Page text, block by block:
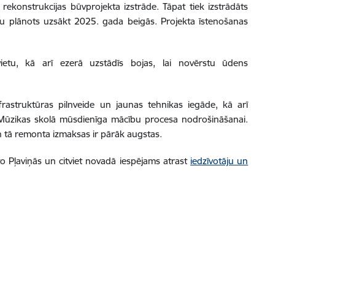
būvprojekta izstrāde. Tāpat tiek izstrādāts
plānots uzsākt 2025. gada beigās. Projekta īstenošanas
kā arī ezerā uzstādīs bojas, lai novērstu ūdens
pilnveide un jaunas tehnikas iegāde, kā arī
skolā mūsdienīga mācību procesa nodrošināšanai.
remonta izmaksas ir pārāk augstas.
un citviet novadā iespējams atrast iedzīvotāju un